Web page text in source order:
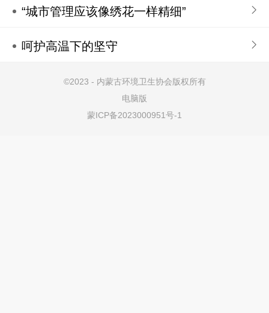
“城市管理应该像绣花一样精细”
呵护高温下的坚守
©2023 - 内蒙古环境卫生协会版权所有
电脑版
蒙ICP备2023000951号-1